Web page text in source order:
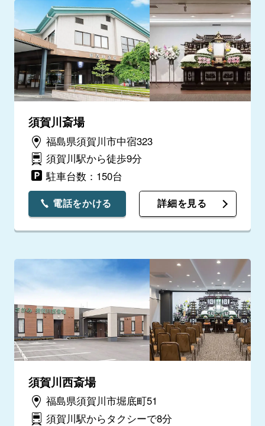
須賀川斎場
福島県須賀川市中宿323
須賀川駅から徒歩9分
駐車台数：150台
電話をかける 詳細を見る
須賀川西斎場
福島県須賀川市堀底町51
須賀川駅からタクシーで8分